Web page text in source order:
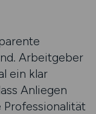
Arbeitgeber
ein klar
Anliegen
Professionalität